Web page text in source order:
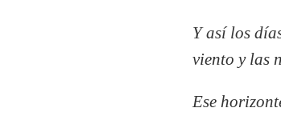
Y así los
viento y las
Ese